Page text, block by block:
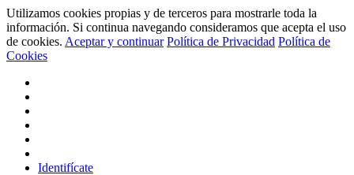
Utilizamos cookies propias y de terceros para mostrarle toda la
información. Si continua navegando consideramos que acepta el uso
de cookies. Aceptar y continuar Política de Privacidad Política de
Cookies
Identifícate